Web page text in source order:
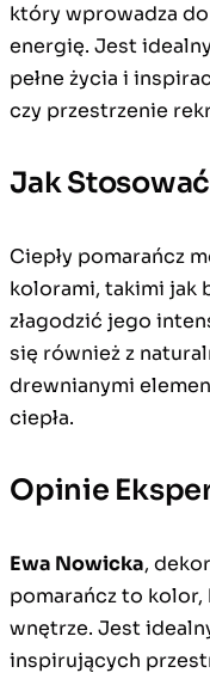
który wprowadza
energię. Jest
pełne życia i
czy przestrzenie
Jak
Ciepły pomarańcz
kolorami, takimi jak
złagodzić jego
się również z
drewnianymi
ciepła.
Opinie
Ewa Nowicka,
pomarańcz to
wnętrze. Jest
inspirujących